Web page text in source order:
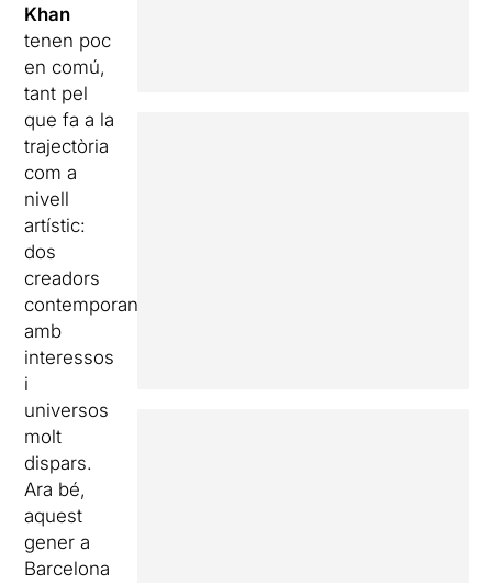
Khan
tenen poc
en comú,
tant pel
que fa a la
trajectòria
com a
nivell
artístic:
dos
creadors
contemporanis
amb
interessos
i
universos
molt
dispars.
Ara bé,
aquest
gener a
Barcelona